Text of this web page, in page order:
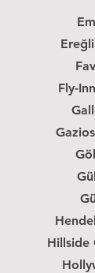
Fly-
Hillside